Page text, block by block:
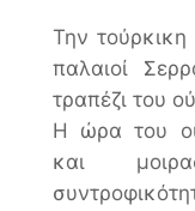
Την τούρκικη
παλαιοί
τραπέζι του
Η ώρα του
και